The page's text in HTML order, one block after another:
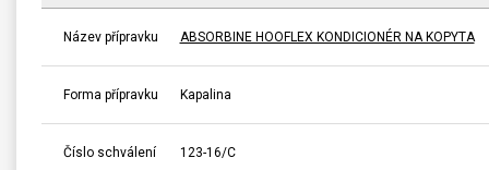
Název přípravku ABSORBINE HOOFLEX KONDICIONÉR NA KOPYTA
Forma přípravku Kapalina
Číslo schválení 123-16/C